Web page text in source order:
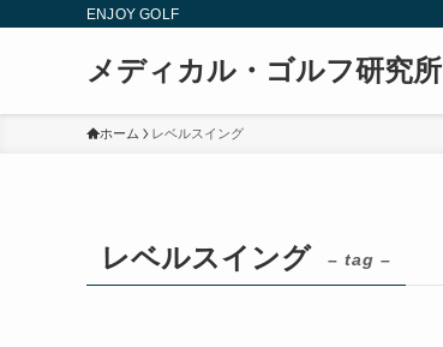
ENJOY GOLF
メディカル・ゴルフ研究所
ホーム レベルスイング
レベルスイング – tag –